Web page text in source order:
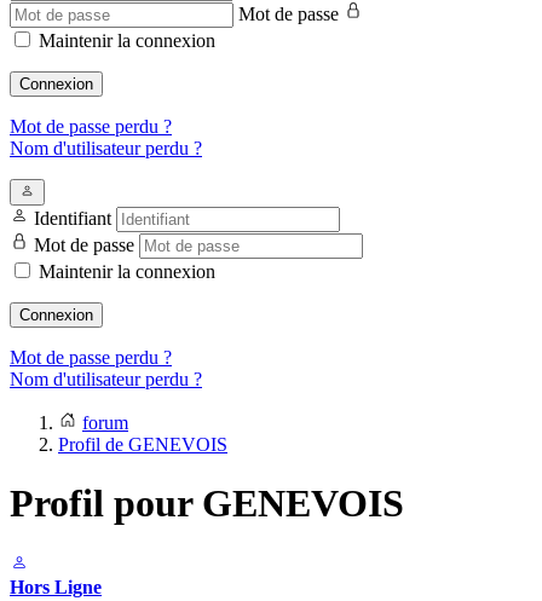
Mot de passe
Maintenir la connexion
Connexion
Mot de passe perdu ?
Nom d'utilisateur perdu ?
Identifiant
Mot de passe
Maintenir la connexion
Connexion
Mot de passe perdu ?
Nom d'utilisateur perdu ?
forum
Profil de GENEVOIS
Profil pour GENEVOIS
Hors Ligne